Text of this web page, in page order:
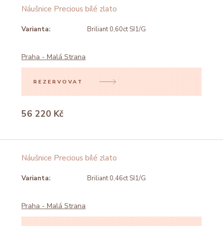
Náušnice Precious bílé zlato
Varianta: Briliant 0,60ct SI1/G
Praha - Malá Strana
REZERVOVAT
56 220 Kč
Náušnice Precious bílé zlato
Varianta: Briliant 0,46ct SI1/G
Praha - Malá Strana